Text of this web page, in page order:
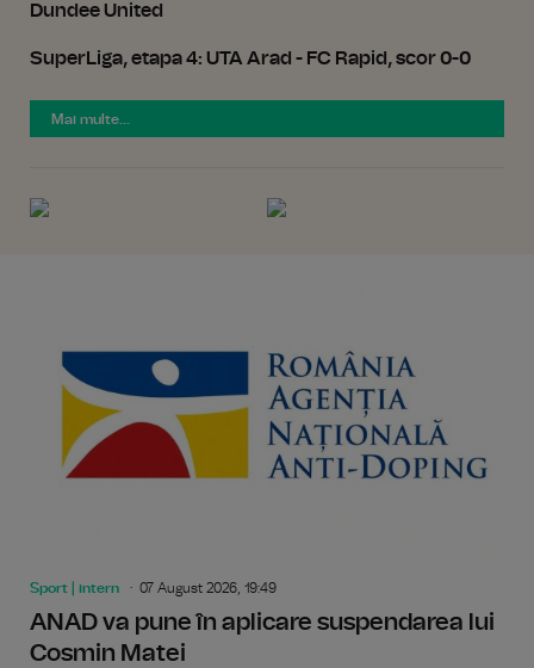
Dundee United
SuperLiga, etapa 4: UTA Arad - FC Rapid, scor 0-0
Mai multe...
Sport | intern 07 August 2026, 19:49
ANAD va pune în aplicare suspendarea lui
Cosmin Matei